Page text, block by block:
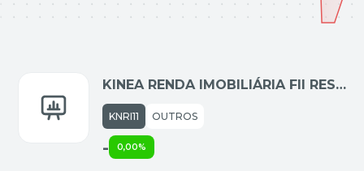
KINEA RENDA IMOBILIÁRIA FII RESP
LIMITADA
KNRI11 OUTROS
- 0,00%